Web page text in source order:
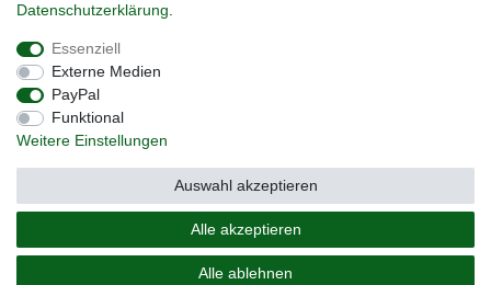
Vertrag widerrufen
Daten­schutz­erklärung
Essenziell
Externe Medien
PayPal
Funktional
Weitere Einstellungen
Alle akzeptieren
Alle ablehnen
Auswahl akzeptieren